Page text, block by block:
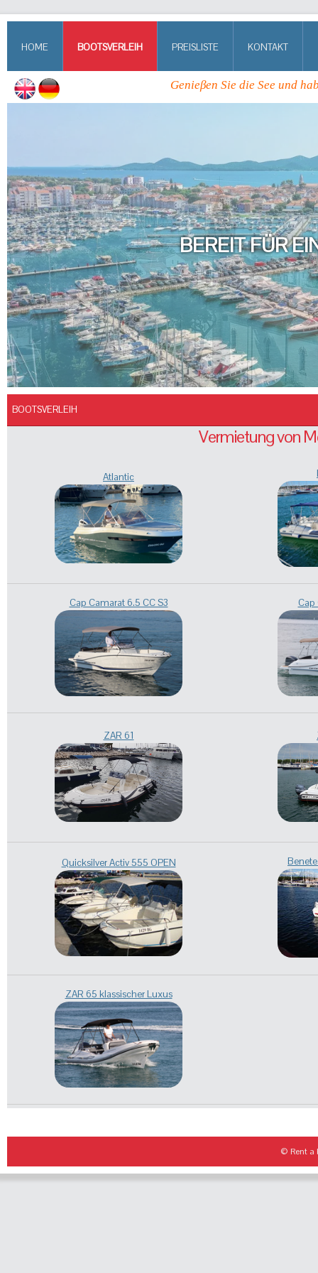
HOME BOOTSVERLEIH PREISLISTE KONTAKT
Genieβen Sie die See und
BEREIT FÜR
BOOTSVERLEIH
Vermietung von
Atlantic
Cap Camarat 6.5 CC S3 Cap
ZAR 61
Quicksilver Activ 555 OPEN
ZAR 65 klassischer Luxus
© Rent a